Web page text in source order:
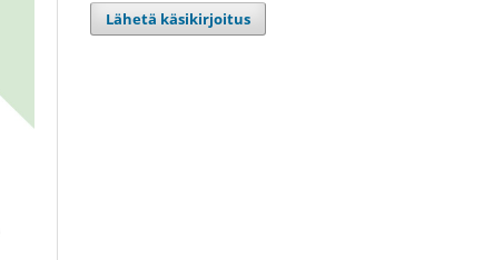
Lähetä käsikirjoitus